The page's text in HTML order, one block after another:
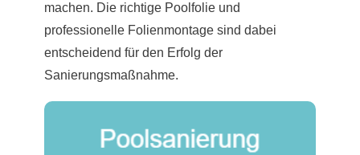
machen. Die richtige Poolfolie und
professionelle Folienmontage sind dabei
entscheidend für den Erfolg der
Sanierungsmaßnahme.